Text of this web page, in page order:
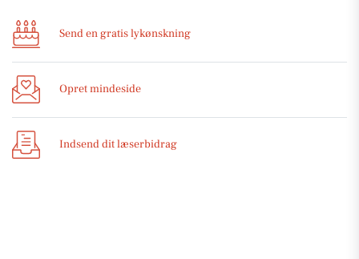
Send en gratis lykønskning
Opret mindeside
Indsend dit læserbidrag